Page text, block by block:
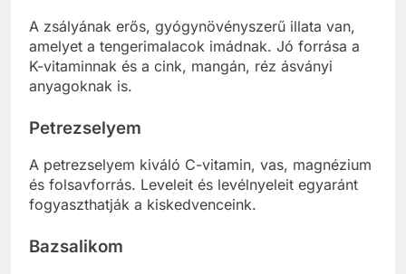
A zsályának erős, gyógynövényszerű illata van,
amelyet a tengerimalacok imádnak. Jó forrása a
K-vitaminnak és a cink, mangán, réz ásványi
anyagoknak is.
Petrezselyem
A petrezselyem kiváló C-vitamin, vas, magnézium
és folsavforrás. Leveleit és levélnyeleit egyaránt
fogyaszthatják a kiskedvenceink.
Bazsalikom